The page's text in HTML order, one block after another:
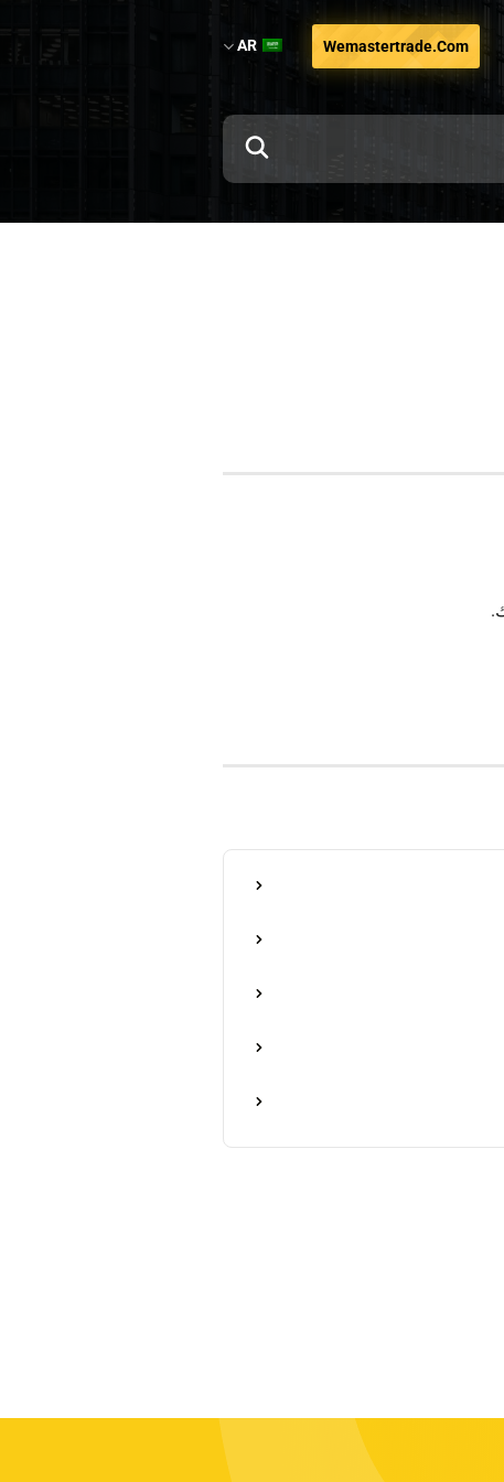
Wemastertrade.com
AR